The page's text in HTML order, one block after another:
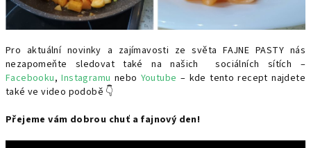
Pro aktuální novinky a zajímavosti ze světa FAJNE PASTY nás
nezapomeňte sledovat také na našich sociálních sítích –
Facebooku,Instagramu nebo Youtube – kde tento recept najdete
také ve video podobě 👇
Přejeme vám dobrou chuť a fajnový den!